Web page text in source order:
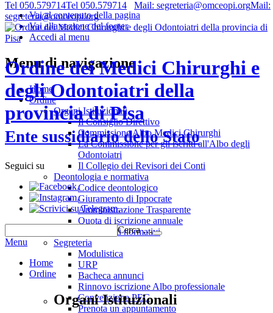
Vai al contenuto della pagina
Vai alla sezione del footer
Accedi al menu
Tel 050.579714Tel 050.579714 Mail: segreteria@omceopi.orgMail:
segreteria@omceopi.org
Ordine dei Medici Chirurghi e
degli Odontoiatri della
provincia di Pisa
Ente sussidiario dello Stato
Seguici su
.
.
.
Cerca …
Menu
Home
Ordine
Organi Istituzionali
Menu di navigazione
Home
Ordine
Organi Istituzionali
Il Consiglio Direttivo
Commissione Albo Medici Chirurghi
La Commissione per gli iscritti all'Albo degli
Odontoiatri
Il Collegio dei Revisori dei Conti
Deontologia e normativa
Codice deontologico
Giuramento di Ippocrate
Amministrazione Trasparente
Quota di iscrizione annuale
Riferimenti normativi
Segreteria
Modulistica
URP
Bacheca annunci
Rinnovo iscrizione Albo professionale
Convenzione PEC
Prenota un appuntamento